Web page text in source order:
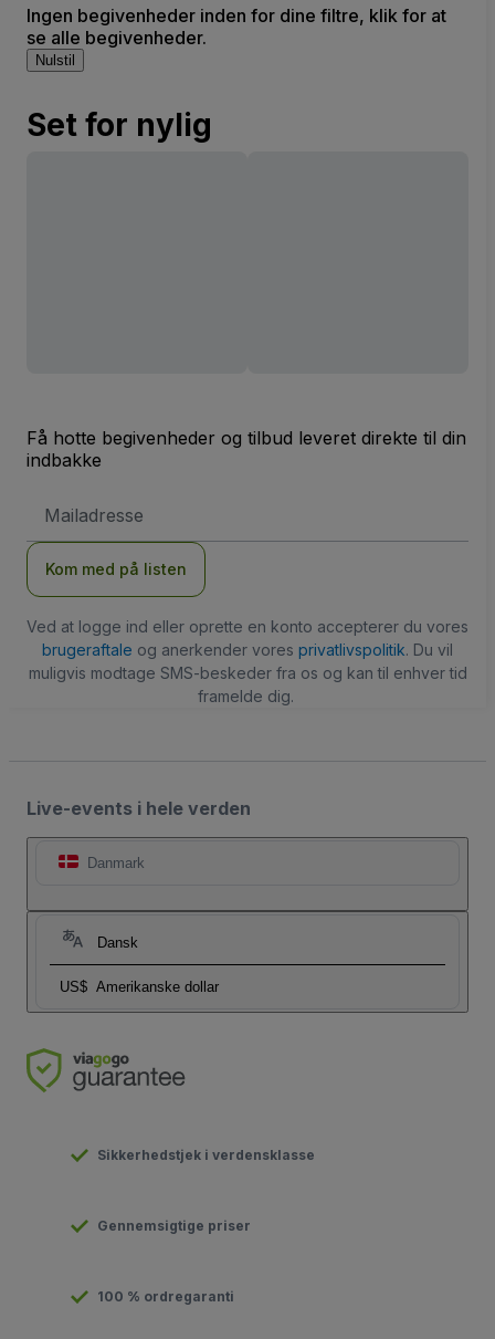
Ingen begivenheder inden for dine filtre, klik for at
se alle begivenheder.
Nulstil
Set for nylig
Få hotte begivenheder og tilbud leveret direkte til din
indbakke
adresse
Kom med på listen
Ved at logge ind eller oprette en konto accepterer du vores
brugeraftale og anerkender vores privatlivspolitik. Du vil
muligvis modtage SMS-beskeder fra os og kan til enhver tid
framelde dig.
Live-events i hele verden
Danmark
Dansk
US$ Amerikanske dollar
Sikkerhedstjek i verdensklasse
Gennemsigtige priser
100 % ordregaranti